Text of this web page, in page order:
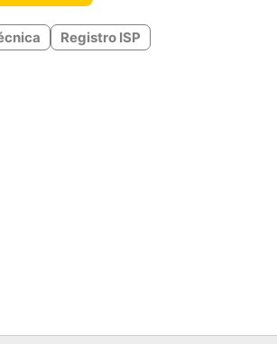
Registro ISP